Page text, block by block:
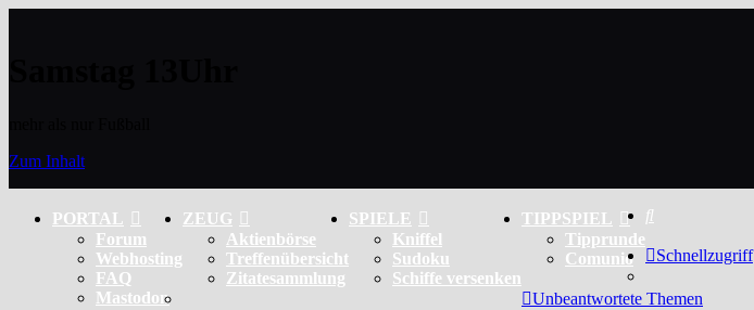
Zum Inhalt
PORTAL
Forum
Webhosting
FAQ
Mastodon
ZEUG
Aktienbörse
Treffenübersicht
Zitatesammlung
SPIELE
Kniffel
Sudoku
Schiffe versenken
TIPPSPIEL
Tipprunde
Comunio
Schnellzugriff
Unbeantwortete Themen